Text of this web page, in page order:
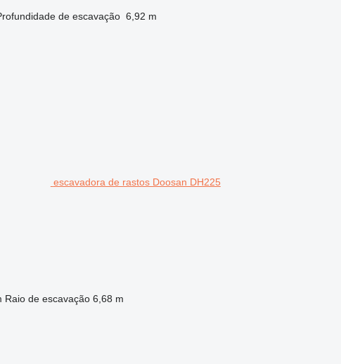
de escavação 6,92 m
escavadora de rastos Doosan DH225
Raio de escavação 6,68 m